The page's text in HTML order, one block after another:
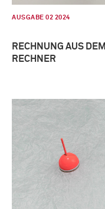
AUSGABE 02 2024
RECHNUNG AUS DEM
RECHNER